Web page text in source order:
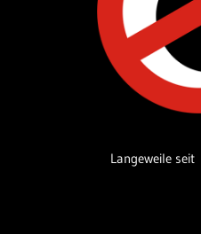
Langeweile seit